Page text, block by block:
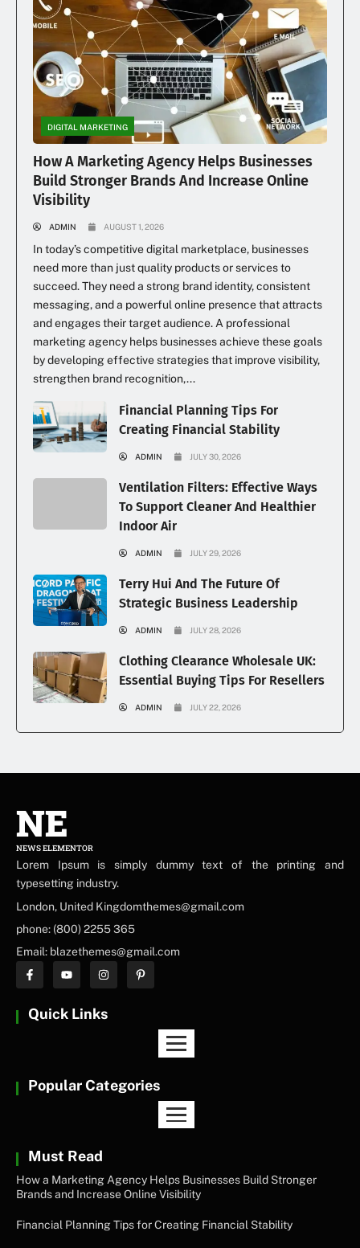
DIGITAL MARKETING
How A Marketing Agency Helps Businesses
Build Stronger Brands And Increase Online
Visibility
ADMIN AUGUST 1, 2026
In today’s competitive digital marketplace, businesses
need more than just quality products or services to
succeed. They need a strong brand identity, consistent
messaging, and a powerful online presence that attracts
and engages their target audience. A professional
marketing agency helps businesses achieve these goals
by developing effective strategies that improve visibility,
strengthen brand recognition,...
Financial Planning Tips For
Creating Financial Stability
ADMIN JULY 30, 2026
Ventilation Filters: Effective Ways
To Support Cleaner And Healthier
Indoor Air
ADMIN JULY 29, 2026
Terry Hui And The Future Of
Strategic Business Leadership
ADMIN JULY 28, 2026
Clothing Clearance Wholesale UK:
Essential Buying Tips For Resellers
ADMIN JULY 22, 2026
NE
NEWS ELEMENTOR
Lorem Ipsum is simply dummy text of the printing and
typesetting industry.
London, United Kingdomthemes@gmail.com
phone: (800) 2255 365
Email: blazethemes@gmail.com
Quick Links
Popular Categories
Must Read
How a Marketing Agency Helps Businesses Build Stronger
Brands and Increase Online Visibility
Financial Planning Tips for Creating Financial Stability